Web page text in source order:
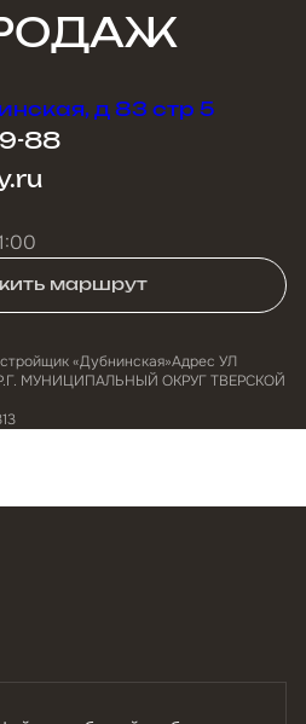
д 83 стр 5
88
маршрут
«Дубнинская»Адрес УЛ
МУНИЦИПАЛЬНЫЙ ОКРУГ ТВЕРСКОЙ